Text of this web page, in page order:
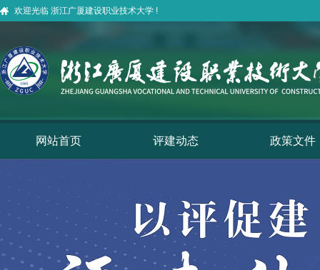
欢迎光临 浙江广厦建设职业技术大学 !
网站首页 评建动态 政策文件